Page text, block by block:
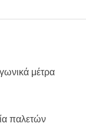
μέτρα
παλετών